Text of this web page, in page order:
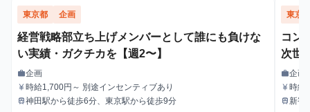
東京都 企画
経営戦略部立ち上げメンバーとして誰にも負けな
い実績・ガクチカを【週2〜】
職種
work企画
給与
currency_yen時給1,700円～ 別途インセンティブあり
最寄駅
train神田駅から徒歩6分、東京駅から徒歩9分
東京
コン
次世
職種
work企画
給与
currency_yen時給
最寄駅
train 新宿